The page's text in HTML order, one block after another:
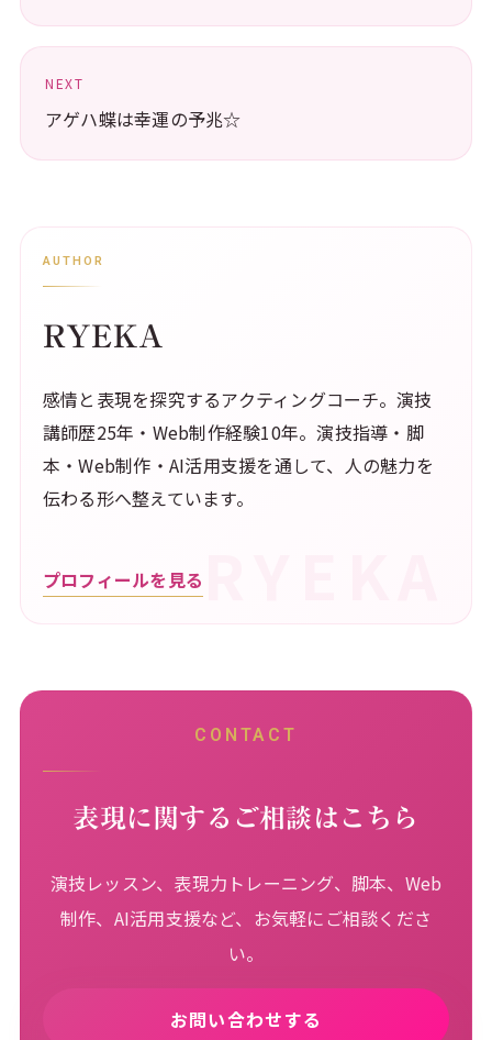
NEXT
アゲハ蝶は幸運の予兆☆
AUTHOR
RYEKA
感情と表現を探究するアクティングコーチ。演技
講師歴25年・Web制作経験10年。演技指導・脚
本・Web制作・AI活用支援を通して、人の魅力を
伝わる形へ整えています。
プロフィールを見る
CONTACT
表現に関するご相談はこちら
演技レッスン、表現力トレーニング、脚本、Web
制作、AI活用支援など、お気軽にご相談くださ
い。
お問い合わせする